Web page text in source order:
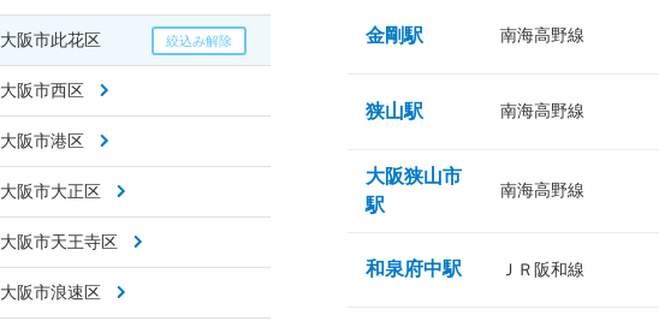
大阪市此花区
大阪市西区
大阪市港区
大阪市大正区
大阪市天王寺区
大阪市浪速区
金剛駅 南海高野線
狭山駅 南海高野線
大阪狭山市
駅
南海高野線
和泉府中駅 ＪＲ阪和線